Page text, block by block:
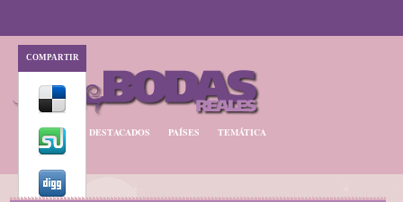
BODA REAL DESTACADOS PAÍSES TEMÁTICA
COMPARTIR